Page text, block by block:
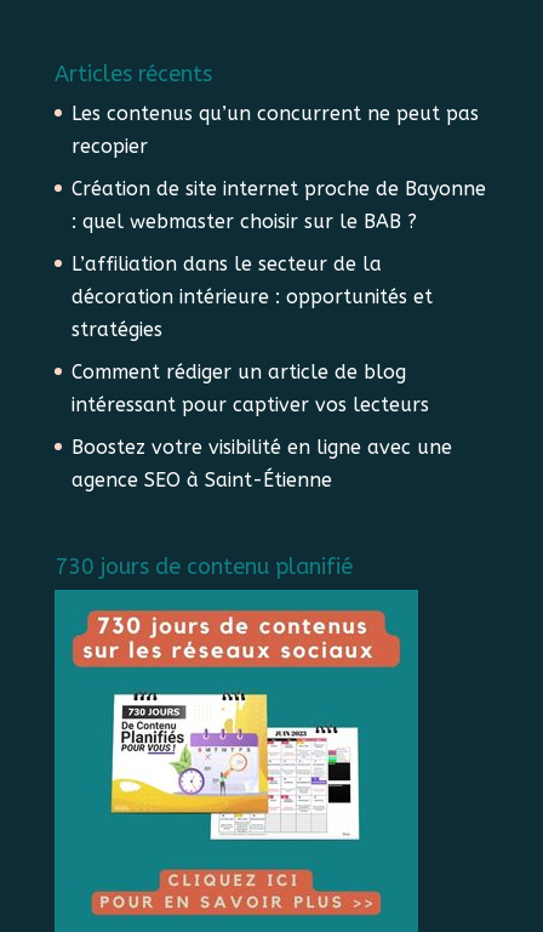
Articles récents
Les contenus qu’un concurrent ne peut pas
recopier
Création de site internet proche de Bayonne
: quel webmaster choisir sur le BAB ?
L’affiliation dans le secteur de la
décoration intérieure : opportunités et
stratégies
Comment rédiger un article de blog
intéressant pour captiver vos lecteurs
Boostez votre visibilité en ligne avec une
agence SEO à Saint-Étienne
730 jours de contenu planifié